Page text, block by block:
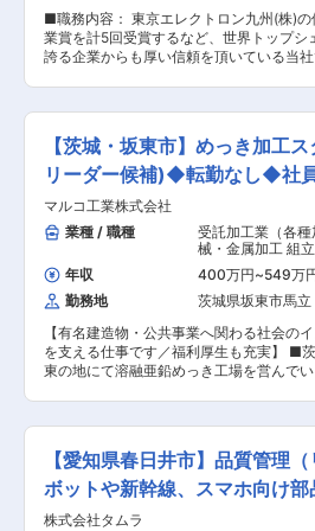
す。 また、大学の研究データをとるための
置も作っています。例えば、高層マンショ
われる金属部品が、土砂災害や台風、地震
起こった際に耐えられるかなど、耐久性を
るミニチュア実験装置を作り研究に活か
く、「技術を生かして良いものが作れな
日々探求しながらモノづくりを行っていま
組織構成：従業員7名（男性7名） 20代
までの幅広い世代が活躍しております。 ■会社の
強み： ・人のつながりを大切にする社長の
幅広い業界のお客様との繋がりを大切に
す。それによって多くのお客様からお声
ただき、また業界ごとの浮き沈みに影響さ
くなっています。 ・多様な金属部品を幅広
ラインナップとノウハウを用いて対応して
どのような部品でも短納期／高品質で対
ることから信頼を獲得しています。 ■会社の特
徴： ・明瞭な評価制度があり、毎年の評価
われています。実績応じた公平な評価を
います。 ・当社は印西市に位置し、周り
代も安く、都内や成田空港へのアクセス
め、移住する方にとっても住みやすい環
ています。 変更の範囲：無
■職務内容： 東京エレクトロン九州(株)の
業賞を計5回受賞するなど、世界トップシ
誇る企業からも厚い信頼を頂いている当社
ステム入力、工程管理 ・来客，窓口対応
対応 ・納品請求書発行 ・業務上の資料作
品出荷梱包及び入荷受付 ▼将来的に期待
割： シマヅテック及び業務グループの模
若手の育成を行ってもらいたい ■ミッション：
ご入社後は、製品の納期管理や受発注など
業務を担当いただき、将来的には、現在
ーの後任として、事務業務の中枢メンバ
活躍いただけることを期待しております。 ■組
構成： 40〜50代リーダー1名・スタッフ2
籍しています。 ■採用背景： 将来的なスタッフ
をまとめていただけるリーダーポジション
増員で募集しています。 ■特徴： PCやスマホ、
テレビ、ゲーム機、自動車など、今や生
せない様々な機器に使用されている「半導
シマヅテックでは、その半導体をつくる
す。 ■キャリアパス： ・主任…段取りや前後の工
程の調整などを担います。 ・係長…新人
にも携わります。 ・課長…会社全体を見
在として、設備投資や外部との折衝なども
【茨城・坂東市】めっき加工
リーダー候補)◆転勤なし◆社
マルコ工業株式会社
業種 / 職種
受託加工業（各種
械・金属加工 組
年収
400万円~549万
勤務地
茨城県坂東市馬立
【有名建造物・公共事業へ関わる社会の
を支える仕事です／福利厚生も充実】 ■
東の地にて溶融亜鉛めっき工場を営んで
どの耐久性が求められる場所で活躍して
この度、新たにめっき加工工程にかかる各
をお任せするスタッフを募集します。セ
リーダー候補としてお迎えする予定です。 ■業
内容： ・めっき加工工程にかかる各種作
セクションの効率的なオペレーション管理
【愛知県春日井市】品質管理
ボットや新幹線、スマホ向け部
株式会社タムラ